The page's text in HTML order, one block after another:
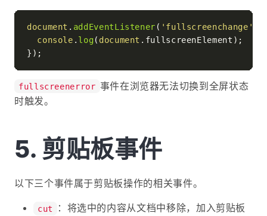
document . addEventListener ( 'fullscreenchange'
console . log( document . fullscreenElement );
fullscreenerror 事件在浏览器无法切换到全屏状态
时触发。
剪贴板事件
以下三个事件属于剪贴板操作的相关事件。
cut
：将选中的内容从文档中移除，加入剪贴板